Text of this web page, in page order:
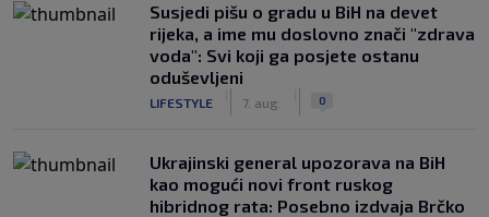
Susjedi pišu o gradu u BiH na devet
rijeka, a ime mu doslovno znači "zdrava
voda": Svi koji ga posjete ostanu
oduševljeni
LIFESTYLE 7. aug. 0
Ukrajinski general upozorava na BiH
kao mogući novi front ruskog
hibridnog rata: Posebno izdvaja Brčko